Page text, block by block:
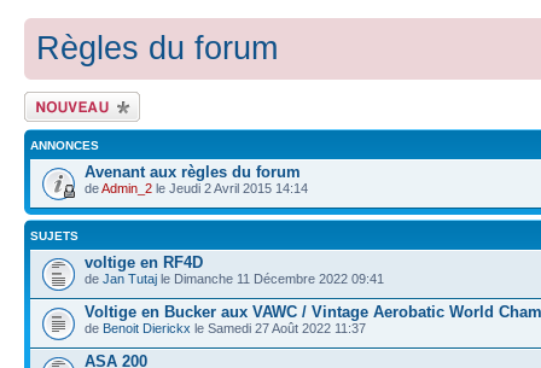
Règles du forum
Ecrire un nouveau
sujet
ANNONCES
Avenant aux règles du forum
deAdmin_2 le Jeudi 2 Avril 2015 14:14
SUJETS
voltige en RF4D
de Jan Tutaj le Dimanche 11 Décembre 2022 09:41
Voltige en Bucker aux VAWC / Vintage Aerobatic World
de Benoit Dierickx le Samedi 27 Août 2022 11:37
ASA 200